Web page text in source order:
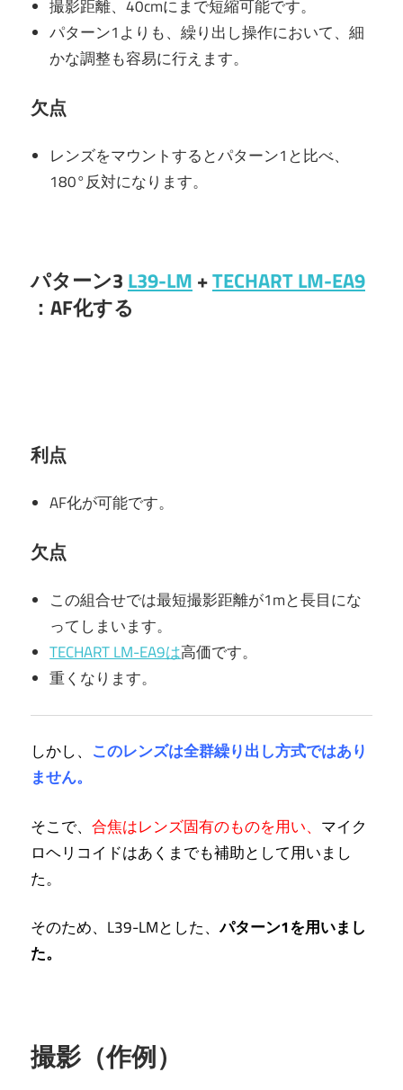
撮影距離、40cmにまで短縮可能です。
パターン1よりも、繰り出し操作において、細
かな調整も容易に行えます。
欠点
レンズをマウントするとパターン1と比べ、
180°反対になります。
パターン3 L39-LM +TECHART LM-EA9
：AF化する
利点
AF化が可能です。
欠点
この組合せでは最短撮影距離が1mと長目にな
ってしまいます。
TECHART LM-EA9は高価です。
重くなります。
しかし、 このレンズは全群繰り出し方式ではあり
ません。
そこで、 合焦はレンズ固有のものを用い、 マイク
ロヘリコイドはあくまでも補助として用いまし
た。
そのため、 L39-LMとした、パターン1を用いまし
た。
撮影（作例）